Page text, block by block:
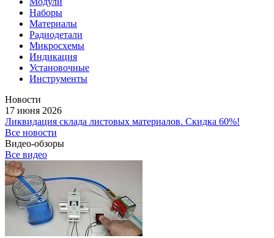
Наборы
Материалы
Радиодетали
Микросхемы
Индикация
Установочные
Инструменты
Новости
17 июня 2026
Ликвидация склада листовых материалов. Скидка 60%!
Все новости
Видео-обзоры
Все видео